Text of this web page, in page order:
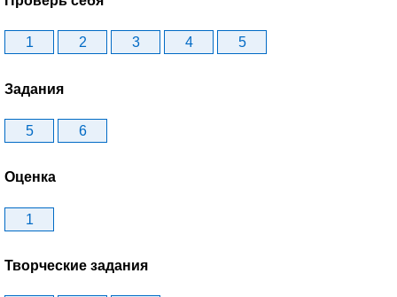
1 2 3 4 5
Задания
5 6
Оценка
1
Творческие задания